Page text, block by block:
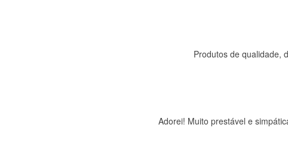
Produtos de qualidade,
Adorei! Muito prestável e